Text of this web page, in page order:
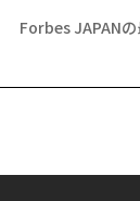
Forbes JAPAN